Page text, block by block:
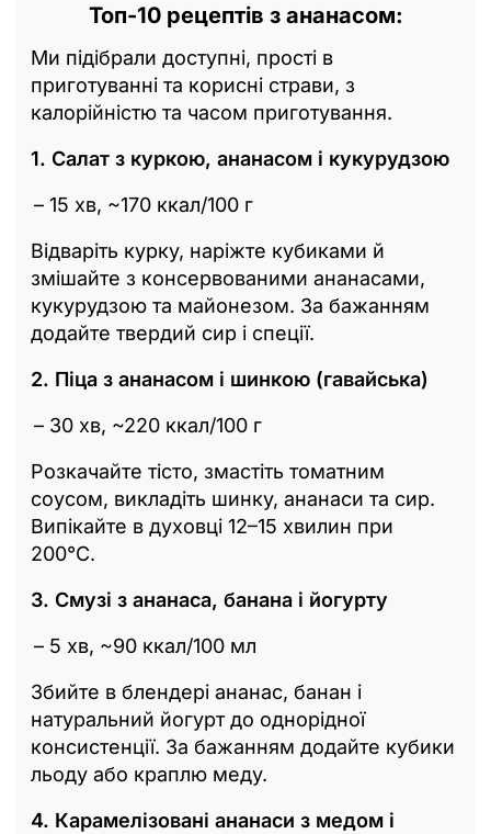
Топ-10 рецептів з ананасом:
Ми підібрали доступні, прості в
приготуванні та корисні страви, з
калорійністю та часом приготування.
1. Салат з куркою, ананасом і кукурудзою
– 15 хв, ~170 ккал/100 г
Відваріть курку, наріжте кубиками й
змішайте з консервованими ананасами,
кукурудзою та майонезом. За бажанням
додайте твердий сир і спеції.
2. Піца з ананасом і шинкою (гавайська)
– 30 хв, ~220 ккал/100 г
Розкачайте тісто, змастіть томатним
соусом, викладіть шинку, ананаси та сир.
Випікайте в духовці 12–15 хвилин при
200°C.
3. Смузі з ананаса, банана і йогурту
– 5 хв, ~90 ккал/100 мл
Збийте в блендері ананас, банан і
натуральний йогурт до однорідної
консистенції. За бажанням додайте кубики
льоду або краплю меду.
4. Карамелізовані ананаси з медом і